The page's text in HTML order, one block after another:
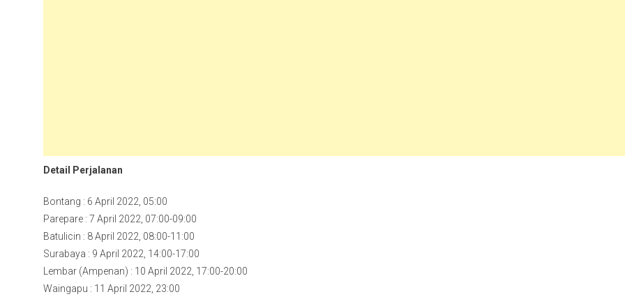
Detail Perjalanan
Bontang : 6 April 2022, 05:00
Parepare : 7 April 2022, 07:00-09:00
Batulicin : 8 April 2022, 08:00-11:00
Surabaya : 9 April 2022, 14:00-17:00
Lembar (Ampenan) : 10 April 2022, 17:00-20:00
Waingapu : 11 April 2022, 23:00